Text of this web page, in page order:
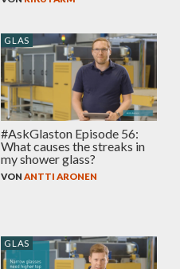
GLAS
#AskGlaston Episode 56:
What causes the streaks in
my shower glass?
VON ANTTI ARONEN
GLAS